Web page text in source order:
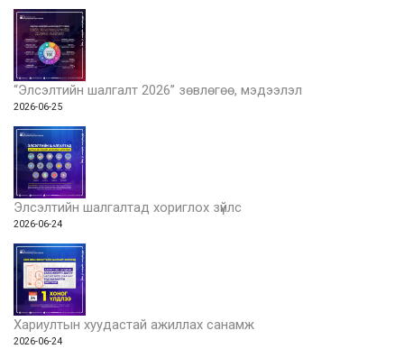
“Элсэлтийн шалгалт 2026” зөвлөгөө, мэдээлэл
2026-06-25
Элсэлтийн шалгалтад хориглох зүйлс
2026-06-24
Хариултын хуудастай ажиллах санамж
2026-06-24